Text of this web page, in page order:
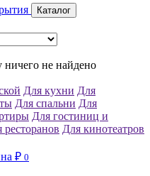
Каталог
не найдено
Для кухни Для
Для спальни Для
Для гостиниц и
ресторанов Для кинотеатров
₽ 0